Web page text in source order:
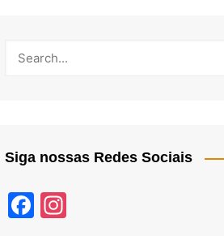
Siga nossas Redes Sociais
F